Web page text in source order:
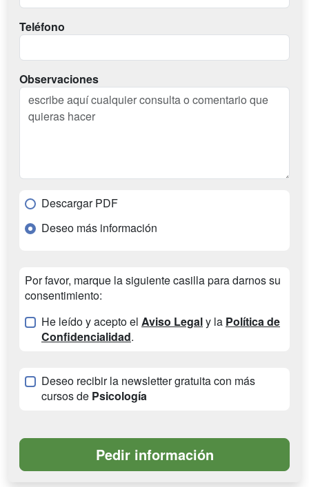
Teléfono
Observaciones
Descargar PDF
Deseo más información
Por favor, marque la siguiente casilla para darnos su
consentimiento:
He leído y acepto el Aviso Legaly la Política de
Confidencialidad.
Deseo recibir la newsletter gratuita con más
cursos de Psicología